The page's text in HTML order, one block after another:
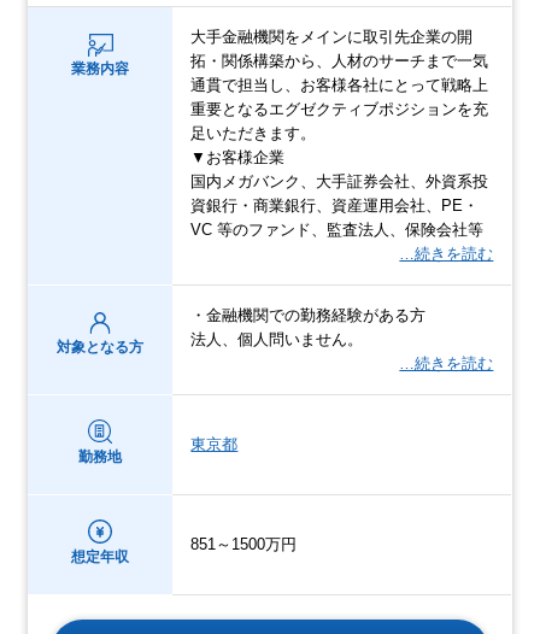
業務内容
大手金融機関をメインに取引先企業の開
拓・関係構築から、人材のサーチまで一気
通貫で担当し、お客様各社にとって戦略上
重要となるエグゼクティブポジションを充
足いただきます。
▼お客様企業
国内メガバンク、大手証券会社、外資系投
資銀行・商業銀行、資産運用会社、PE・
VC 等のファンド、監査法人、保険会社等
…続きを読む
対象となる方
・金融機関での勤務経験がある方
法人、個人問いません。
…続きを読む
勤務地
東京都
想定年収
851～1500万円